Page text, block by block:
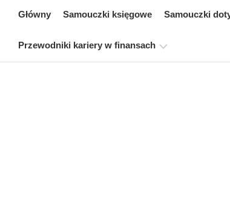
Główny Samouczki księgowe Samouczki
Przewodniki kariery w finansach